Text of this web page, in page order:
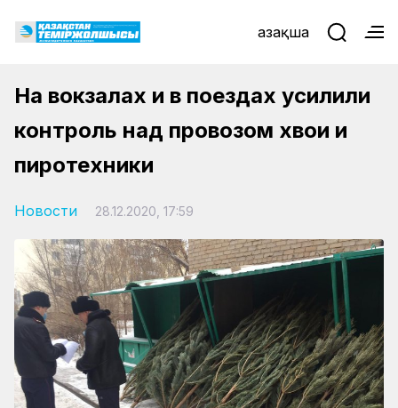
Қазақша
На вокзалах и в поездах усилили
контроль над провозом хвои и
пиротехники
Новости 28.12.2020, 17:59